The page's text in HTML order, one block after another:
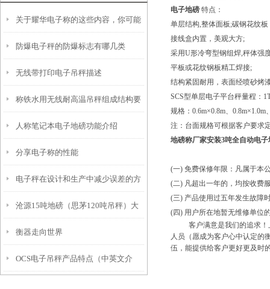
关于耀华电子称的这些内容，你可能
想知道
防爆电子秤的防爆标志有哪几类
无线带打印电子吊秤描述
称铁水用无线耐高温吊秤组成结构要
求
人称笔记本电子地磅功能介绍
分享电子称的性能
电子秤在设计和生产中减少误差的方
法
沧源15吨地磅（思茅120吨吊秤）大
关轴重秤（漾濞60吨汽车衡维修
衡器走向世界
OCS电子吊秤产品特点（中英文介
电子地磅 特点：
单层结构,整体面板;碳钢花纹板
接线盒内置，美观大方;
采用U形冷弯型钢组焊,秤体强
平板或花纹钢板精工焊接;
结构紧固耐用，表面经喷砂烤
SCS型单层电子平台秤量程：
规格：0.6m×0.8m、0.8m×1.0m
注：台面规格可根据客户要求
地磅称厂家安装3吨全自动电
(一) 免费保修年限：凡属于本
(二) 凡超出一年的，均按收费
(三) 产品使用过五年发生故障
(四) 用户所在地暂无维修单位
客户满意是我们的追求！上
人员（愿成为客户心中认定的
伍，能提供给客户更好更及时